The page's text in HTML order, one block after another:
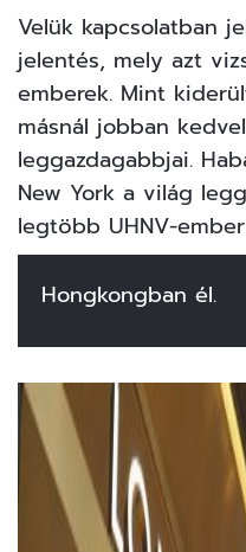
Velük kapcsolatban
jelentés, mely azt
emberek. Mint
másnál jobban
leggazdagabbjai.
New York a világ
legtöbb UHNV-ember
Hongkongban él.